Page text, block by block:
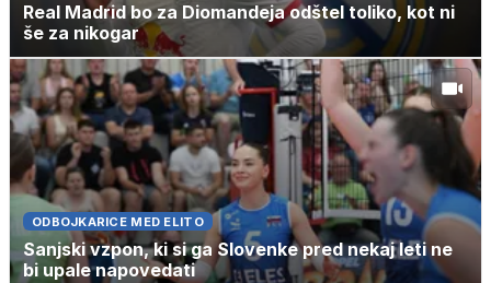
Real Madrid bo za Diomandeja odštel toliko, kot ni
še za nikogar
ODBOJKARICE MED ELITO
Sanjski vzpon, ki si ga Slovenke pred nekaj leti ne
bi upale napovedati